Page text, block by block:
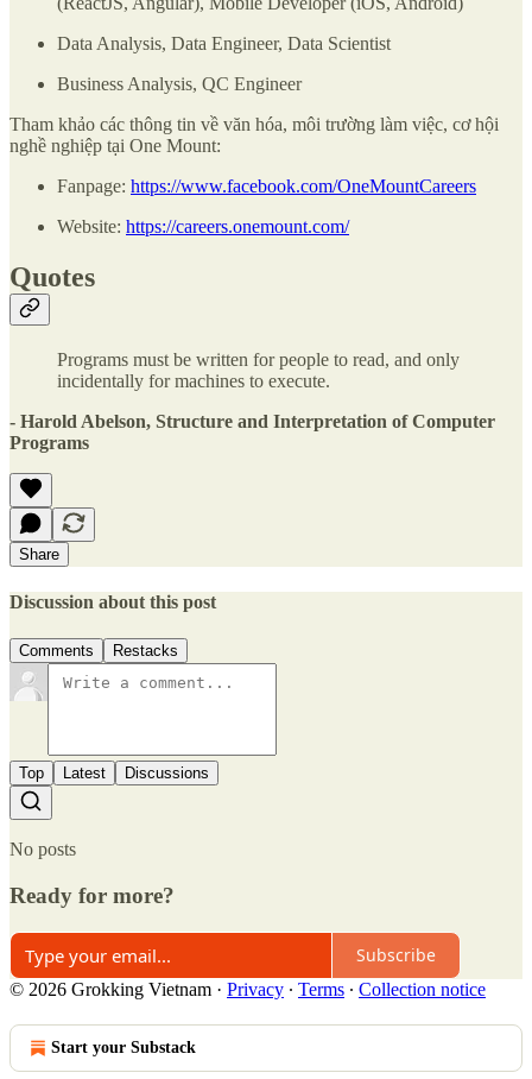
Data Analysis, Data Engineer, Data Scientist
Business Analysis, QC Engineer
Tham khảo các thông tin về văn hóa, môi trường làm việc, cơ hội
nghề nghiệp tại One Mount:
Fanpage: https://www.facebook.com/OneMountCareers
Website: https://careers.onemount.com/
Quotes
Programs must be written for people to read, and only
incidentally for machines to execute.
- Harold Abelson, Structure and Interpretation of Computer
Programs
Share
Discussion about this post
Comments Restacks
Top Latest Discussions
No posts
Ready for more?
Subscribe
© 2026 Grokking Vietnam · Privacy ∙ Terms ∙ Collection notice
Start your Substack